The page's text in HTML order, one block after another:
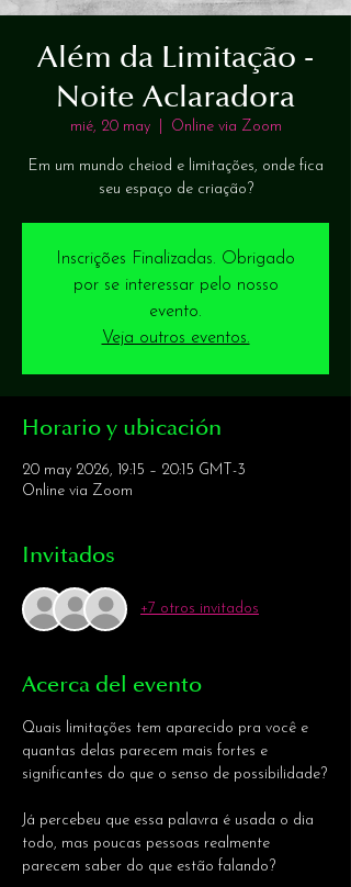
Além da Limitação -
Noite Aclaradora
mié, 20 may
  |
Online via Zoom
Em um mundo cheiod e limitações, onde fica
seu espaço de criação?
Inscrições Finalizadas. Obrigado
por se interessar pelo nosso
evento.
Veja outros eventos.
Horario y ubicación
20 may 2026, 19:15 – 20:15 GMT-3
Online via Zoom
Invitados
+7 otros invitados
Acerca del evento
Quais limitações tem aparecido pra você e
quantas delas parecem mais fortes e
significantes do que o senso de possibilidade?
Já percebeu que essa palavra é usada o dia
todo, mas poucas pessoas realmente
parecem saber do que estão falando?